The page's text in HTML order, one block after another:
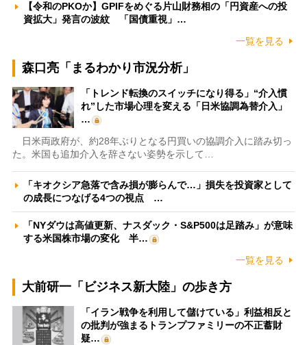
【令和のPKOか】GPIFをめぐる片山財務相の「円資産への投
資拡大」発言の波紋 「国債重視」…
一覧を見る
森口亮「まるわかり市況分析」
「トレンド転換のスイッチになり得る」“介入慣
れ”した市場心理を変える「日米協調為替介入」
…
日米両政府が、約28年ぶりとなる円買いの協調介入に踏み切っ
た。米国も追加介入を辞さない姿勢を示して…
「キオクシア急落で含み損が膨らんで…」損失を投資家として
の成長につなげる4つの視点 …
「NYダウは高値更新、ナスダック・S&P500は足踏み」が意味
する米国株市場の変化 半…
一覧を見る
大前研一「ビジネス新大陸」の歩き方
「イラン戦争を利用して儲けている」利益相反と
の批判が強まるトランプファミリーの不正蓄財
疑…